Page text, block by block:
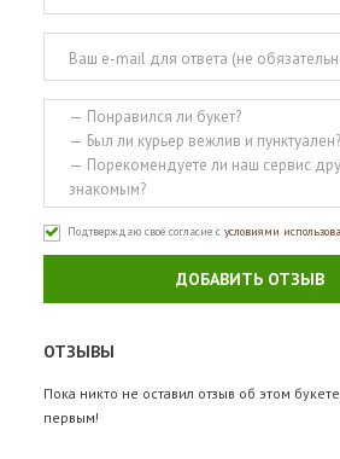
Подтверждаю своё согласие с условиями
ДОБАВИТЬ ОТЗЫВ
ОТЗЫВЫ
Пока никто не оставил отзыв об этом
первым!